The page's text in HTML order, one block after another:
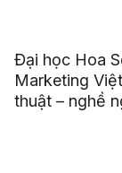
Đại học Hoa
Marketing
thuật – nghề